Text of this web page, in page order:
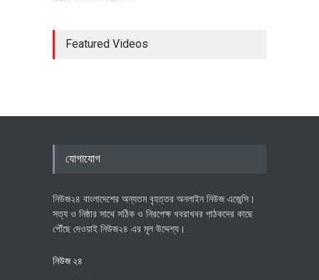
Featured Videos
যোগাযোগ
নিউজ২৪ বাংলাদেশের অন্যতম বৃহত্তর অনলাইন নিউজ এজেন্সি।
সত্য ও নিষ্ঠার সাথে সঠিক ও নিরপেক্ষ খবরাখবর পাঠকদের কাছে
পৌঁছে দেওয়াই নিউজ২৪ এর মূল উদ্দেশ্য।
নিউজ ২৪